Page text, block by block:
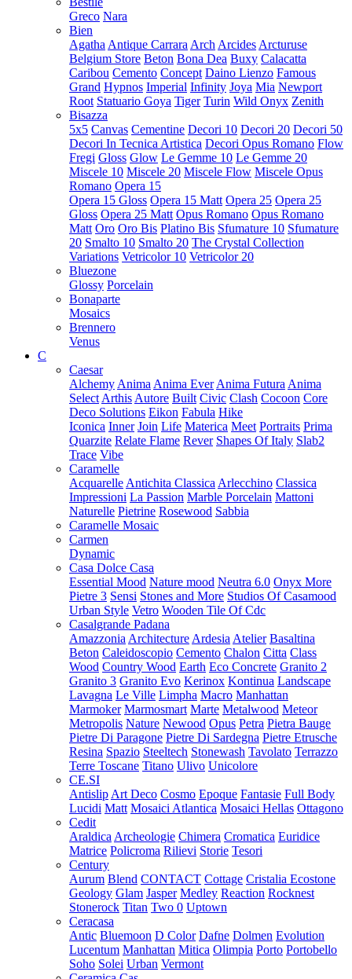
Greco Nara
Bien
Agatha Antique Carrara Arch Arcides Arcturuse
Belgium Store Beton Bona Dea Buxy Calacatta
Caribou Cemento Concept Daino Lienzo Famous
Grand Hypnos Imperial Infinity Joya Mia Newport
Root Statuario Goya Tiger Turin Wild Onyx Zenith
Bisazza
5x5 Canvas Cementine Decori 10 Decori 20 Decori 50
Decori In Tecnica Artistica Decori Opus Romano Flow
Fregi Gloss Glow Le Gemme 10 Le Gemme 20
Miscele 10 Miscele 20 Miscele Flow Miscele Opus
Romano Opera 15
Opera 15 Gloss Opera 15 Matt Opera 25 Opera 25
Gloss Opera 25 Matt Opus Romano Opus Romano
Matt Oro Oro Bis Platino Bis Sfumature 10 Sfumature
20 Smalto 10 Smalto 20 The Crystal Collection
Variations Vetricolor 10 Vetricolor 20
Bluezone
Glossy Porcelain
Bonaparte
Mosaics
Brennero
Venus
C
Caesar
Alchemy Anima Anima Ever Anima Futura Anima
Select Arthis Autore Built Civic Clash Cocoon Core
Deco Solutions Eikon Fabula Hike
Iconica Inner Join Life Materica Meet Portraits Prima
Quarzite Relate Flame Rever Shapes Of Italy Slab2
Trace Vibe
Caramelle
Acquarelle Antichita Classica Arlecchino Classica
Impressioni La Passion Marble Porcelain Mattoni
Naturelle Pietrine Rosewood Sabbia
Caramelle Mosaic
Carmen
Dynamic
Casa Dolce Casa
Essential Mood Nature mood Neutra 6.0 Onyx More
Pietre 3 Sensi Stones and More Studios Of Casamood
Urban Style Vetro Wooden Tile Of Cdc
Casalgrande Padana
Amazzonia Architecture Ardesia Atelier Basaltina
Beton Caleidoscopio Cemento Chalon Citta Class
Wood Country Wood Earth Eco Concrete Granito 2
Granito 3 Granito Evo Kerinox Kontinua Landscape
Lavagna Le Ville Limpha Macro Manhattan
Marmoker Marmosmart Marte Metalwood Meteor
Metropolis Nature Newood Opus Petra Pietra Bauge
Pietre Di Paragone Pietre Di Sardegna Pietre Etrusche
Resina Spazio Steeltech Stonewash Tavolato Terrazzo
Terre Toscane Titano Ulivo Unicolore
CE.SI
Antislip Art Deco Cosmo Epoque Fantasie Full Body
Lucidi Matt Mosaici Atlantica Mosaici Hellas Ottagono
Cedit
Araldica Archeologie Chimera Cromatica Euridice
Matrice Policroma Rilievi Storie Tesori
Century
Aurum Blend CONTACT Cottage Cristalia Ecostone
Geology Glam Jasper Medley Reaction Rocknest
Stonerock Titan Two 0 Uptown
Ceracasa
Antic Bluemoon D Color Dafne Dolmen Evolution
Lucentum Manhattan Mitica Olimpia Porto Portobello
Soho Solei Urban Vermont